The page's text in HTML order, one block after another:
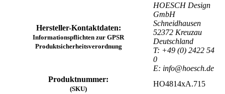
Hersteller-Kontaktdaten:
Informationspflichten zur GPSR
Produktsicherheitsverordnung
HOESCH Design
GmbH
Schneidhausen
52372 Kreuzau
Deutschland
T: +49 (0) 2422 54
0
E: info@hoesch.de
Produktnummer:
(SKU)
HO4814xA.715